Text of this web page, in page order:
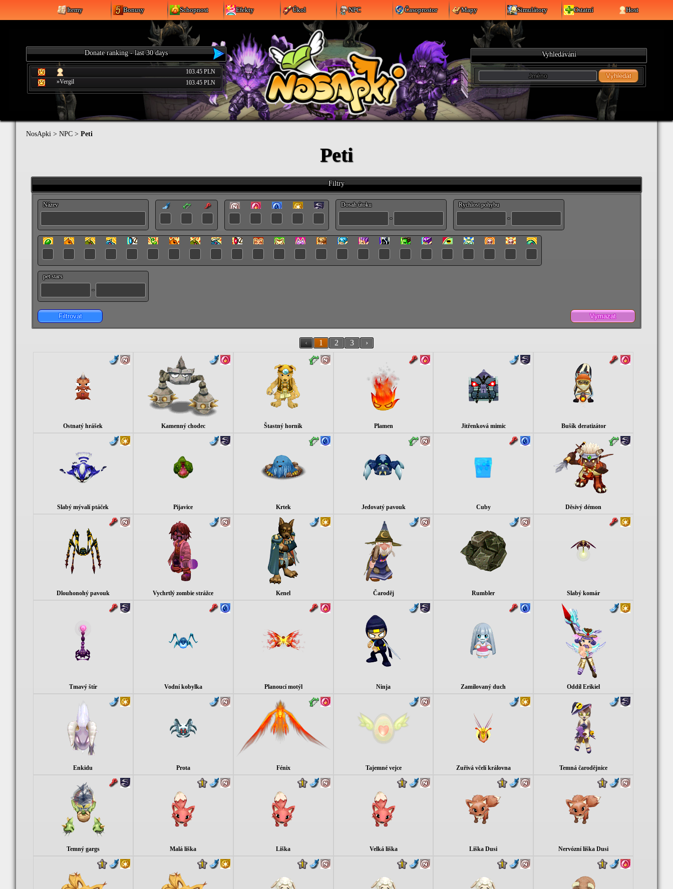
Itemy Bonusy Schopnost Efekty Úkol NPC Časoprostor Mapy Simulátory Ostatní Host
Donate ranking - last 30 days
103.45 PLN
»Vergil
103.45 PLN
Vyhledávání
Vyhledat
NosApki > NPC > Peti
Peti
Filtry
Název
Dosah útoku
-
Rychlost pohybu
-
pet stars
-
Filtrovat Vymazat
‹ 1 2 3 ›
Ostnatý hrášek Kamenný chodec Štastný horník Plamen Jitřenková mimic Bušík deratizátor
Slabý mývalí ptáček Pijavice Krtek Jedovatý pavouk Cuby Děsivý démon
Dlouhonohý pavouk Vychrtlý zombie strážce Kenel Čaroděj Rumbler Slabý komár
Tmavý štír Vodní kobylka Planoucí motýl Ninja Zamilovaný duch Oddíl Erikiel
Enkidu Prota Fénix Tajemné vejce Zuřivá včelí královna Temná čarodějnice
Temný gargs Malá liška Liška Velká liška Liška Dusi Nervózní liška Dusi